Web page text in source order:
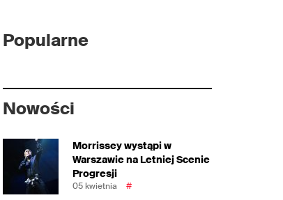
Popularne
Nowości
Morrissey wystąpi w
Warszawie na Letniej Scenie
Progresji
05 kwietnia #